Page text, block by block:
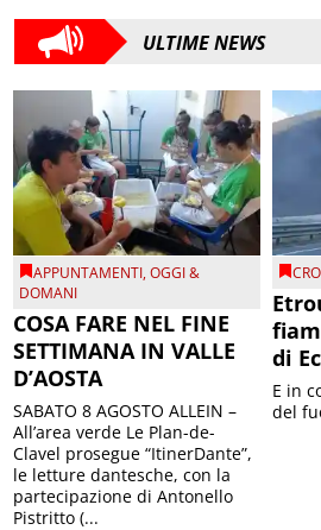
ULTIME NEWS
APPUNTAMENTI,OGGI &
DOMANI
COSA FARE NEL FINE
SETTIMANA IN VALLE
D’AOSTA
SABATO 8 AGOSTO ALLEIN –
All’area verde Le Plan-de-
Clavel prosegue “ItinerDante”,
le letture dantesche, con la
partecipazione di Antonello
Pistritto (...
di
E in
del